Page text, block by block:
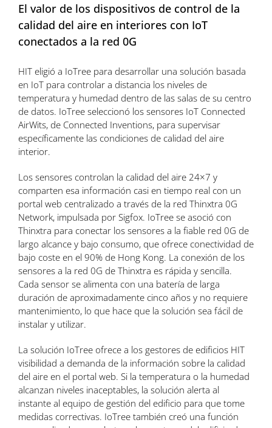
El valor de los dispositivos de control de la
calidad del aire en interiores con IoT
conectados a la red 0G
HIT eligió a IoTree para desarrollar una solución basada
en IoT para controlar a distancia los niveles de
temperatura y humedad dentro de las salas de su centro
de datos. IoTree seleccionó los sensores IoT Connected
AirWits, de Connected Inventions, para supervisar
específicamente las condiciones de calidad del aire
interior.
Los sensores controlan la calidad del aire 24×7 y
comparten esa información casi en tiempo real con un
portal web centralizado a través de la red Thinxtra 0G
Network, impulsada por Sigfox. IoTree se asoció con
Thinxtra para conectar los sensores a la fiable red 0G de
largo alcance y bajo consumo, que ofrece conectividad de
bajo coste en el 90% de Hong Kong. La conexión de los
sensores a la red 0G de Thinxtra es rápida y sencilla.
Cada sensor se alimenta con una batería de larga
duración de aproximadamente cinco años y no requiere
mantenimiento, lo que hace que la solución sea fácil de
instalar y utilizar.
La solución IoTree ofrece a los gestores de edificios HIT
visibilidad a demanda de la información sobre la calidad
del aire en el portal web. Si la temperatura o la humedad
alcanzan niveles inaceptables, la solución alerta al
instante al equipo de gestión del edificio para que tome
medidas correctivas. IoTree también creó una función